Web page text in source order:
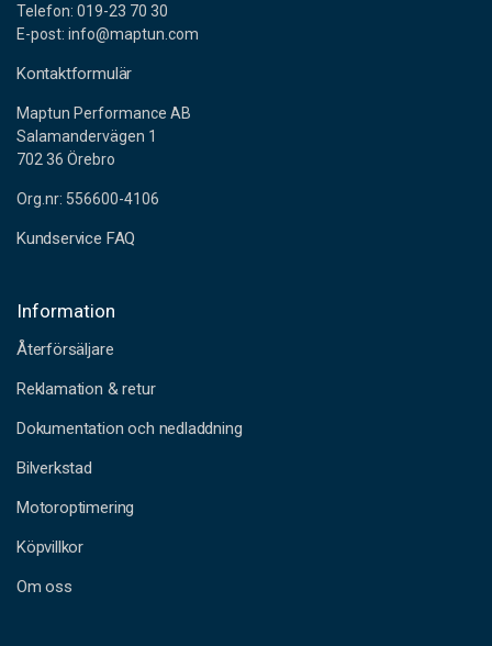
Telefon: 019-23 70 30
E-post: info@maptun.com
Kontaktformulär
Maptun Performance AB
Salamandervägen 1
702 36 Örebro
Org.nr: 556600-4106
Kundservice FAQ
Information
Återförsäljare
Reklamation & retur
Dokumentation och nedladdning
Bilverkstad
Motoroptimering
Köpvillkor
Om oss